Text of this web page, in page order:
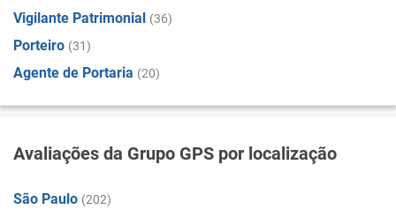
Vigilante Patrimonial (36)
Porteiro (31)
Agente de Portaria (20)
Avaliações da Grupo GPS por localização
São Paulo (202)